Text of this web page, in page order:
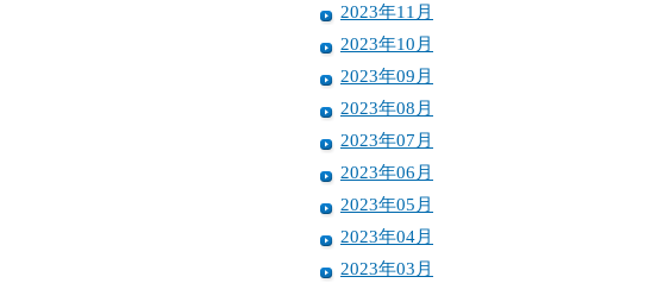
2023年11月
2023年10月
2023年09月
2023年08月
2023年07月
2023年06月
2023年05月
2023年04月
2023年03月